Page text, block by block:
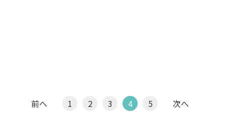
前へ 1 2 3 4 5 次へ